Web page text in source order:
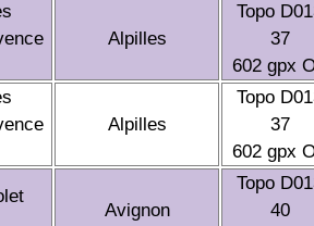
Alpilles
Topo
37
602 gpx
Alpilles
Topo
37
602 gpx
Avignon
Topo
40